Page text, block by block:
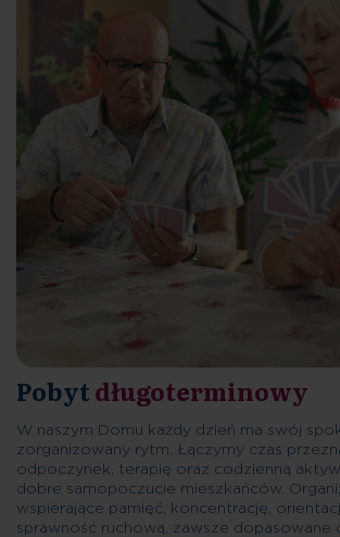
Pobytdługoterminowy
W naszym Domu każdy dzień ma swój
zorganizowany rytm. Łączymy czas
odpoczynek, terapię oraz codzienną
dobre samopoczucie mieszkańców.
wspierające pamięć, koncentrację,
sprawność ruchową, zawsze dopasowane